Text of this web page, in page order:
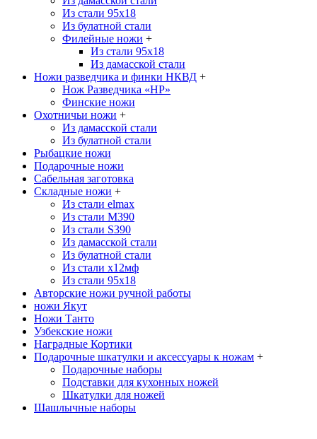
Из стали 95х18
Из булатной стали
Филейные ножи +
Из стали 95х18
Из дамасской стали
Ножи разведчика и финки НКВД +
Нож Разведчика «НР»
Финские ножи
Охотничьи ножи +
Из дамасской стали
Из булатной стали
Рыбацкие ножи
Подарочные ножи
Сабельная заготовка
Складные ножи +
Из стали elmax
Из стали М390
Из стали S390
Из дамасской стали
Из булатной стали
Из стали х12мф
Из стали 95х18
Авторские ножи ручной работы
ножи Якут
Ножи Танто
Узбекские ножи
Наградные Кортики
Подарочные шкатулки и аксессуары к ножам +
Подарочные наборы
Подставки для кухонных ножей
Шкатулки для ножей
Шашлычные наборы